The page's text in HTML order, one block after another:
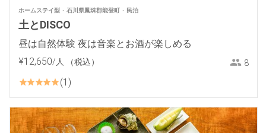
ホームステイ型 石川県鳳珠郡能登町 民泊
土とDISCO
昼は自然体験 夜は音楽とお酒が楽しめる
¥12,650/人 （税込） 8
1